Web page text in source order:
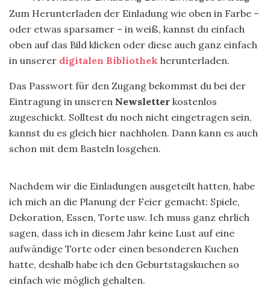
Zum Herunterladen der Einladung wie oben in Farbe –
oder etwas sparsamer – in weiß, kannst du einfach
oben auf das Bild klicken oder diese auch ganz einfach
in unserer digitalen Bibliothek herunterladen.
Das Passwort für den Zugang bekommst du bei der
Eintragung in unseren Newsletter kostenlos
zugeschickt. Solltest du noch nicht eingetragen sein,
kannst du es gleich hier nachholen. Dann kann es auch
schon mit dem Basteln losgehen.
Nachdem wir die Einladungen ausgeteilt hatten, habe
ich mich an die Planung der Feier gemacht: Spiele,
Dekoration, Essen, Torte usw. Ich muss ganz ehrlich
sagen, dass ich in diesem Jahr keine Lust auf eine
aufwändige Torte oder einen besonderen Kuchen
hatte, deshalb habe ich den Geburtstagskuchen so
einfach wie möglich gehalten.